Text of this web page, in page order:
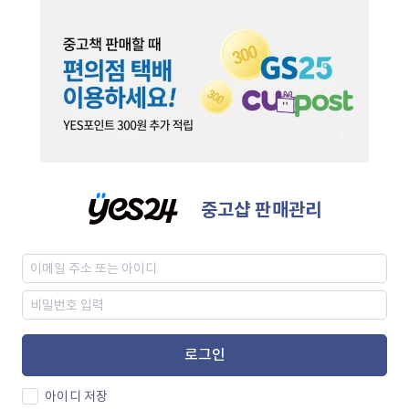
중고샵 판매관리
로그인
아이디 저장